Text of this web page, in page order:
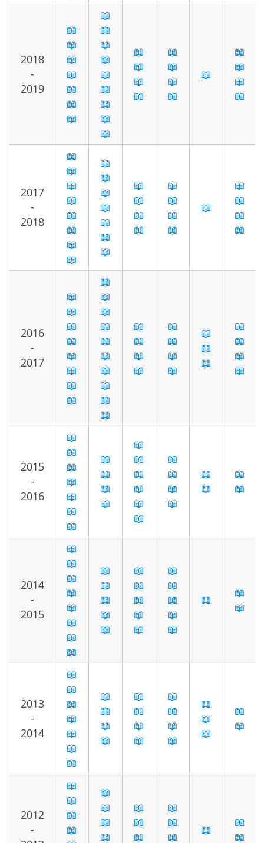
2018
-
2019
📖
📖
📖
📖
📖
📖
📖
📖
📖
📖
📖
📖
📖
📖
📖
📖
📖
📖
📖
📖
📖
📖
📖
📖
📖
📖
📖
📖
📖
2017
-
2018
📖
📖
📖
📖
📖
📖
📖
📖
📖
📖
📖
📖
📖
📖
📖
📖
📖
📖
📖
📖
📖
📖
📖
📖
📖
📖
📖
📖
2016
-
2017
📖
📖
📖
📖
📖
📖
📖
📖
📖
📖
📖
📖
📖
📖
📖
📖
📖
📖
📖
📖
📖
📖
📖
📖
📖
📖
📖
📖
📖
📖
📖
📖
📖
2015
-
2016
📖
📖
📖
📖
📖
📖
📖
📖
📖
📖
📖
📖
📖
📖
📖
📖
📖
📖
📖
📖
📖
📖
📖
📖
📖
2014
-
2015
📖
📖
📖
📖
📖
📖
📖
📖
📖
📖
📖
📖
📖
📖
📖
📖
📖
📖
📖
📖
📖
📖
📖
📖
📖
📖
2013
-
2014
📖
📖
📖
📖
📖
📖
📖
📖
📖
📖
📖
📖
📖
📖
📖
📖
📖
📖
📖
📖
📖
📖
📖
📖
2012
-
📖
📖
📖
📖
📖
📖
📖
📖
📖
📖
📖
📖
📖
📖
📖
📖
📖